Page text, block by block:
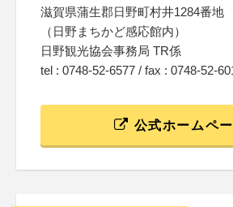
滋賀県蒲生郡日野町村井1284番地
（日野まちかど感応館内）
日野観光協会事務局 TR係
tel : 0748-52-6577 / fax : 0748-52-
公式ホームペ